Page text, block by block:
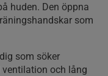
huden. Den öppna
som
som söker
och lång